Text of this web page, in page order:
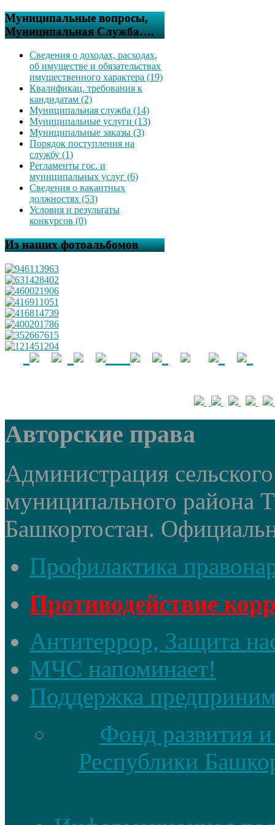
Муниципальные вопросы,
Муниципальная Служба….
Сведения о доходах, расходах,
об имуществе и обязательствах
имущественного характера (19)
Квалификац. требования к
кандидатам (2)
Муниципальная служба (14)
Муниципальные услуги (13)
Муниципальные заказы (3)
Порядок поступления на
службу (1)
Регламенты гос. и
муниципальных услуг (6)
Сведения о вакантных
должностях (53)
Условия и результаты
конкурсов (0)
Из наших фотоальбомов
Авторские права
Администрация
муниципального района
Башкортостан.
Профилактика
Противодействие
Антитеррор, Защита
МЧС напоминает!
Поддержка
Фонд развития
Республики